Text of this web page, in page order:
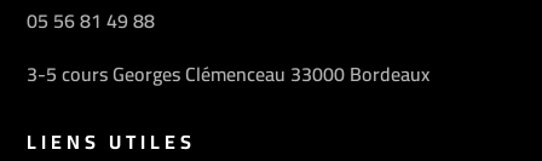
05 56 81 49 88
3-5 cours Georges Clémenceau 33000 Bordeaux
LIENS UTILES